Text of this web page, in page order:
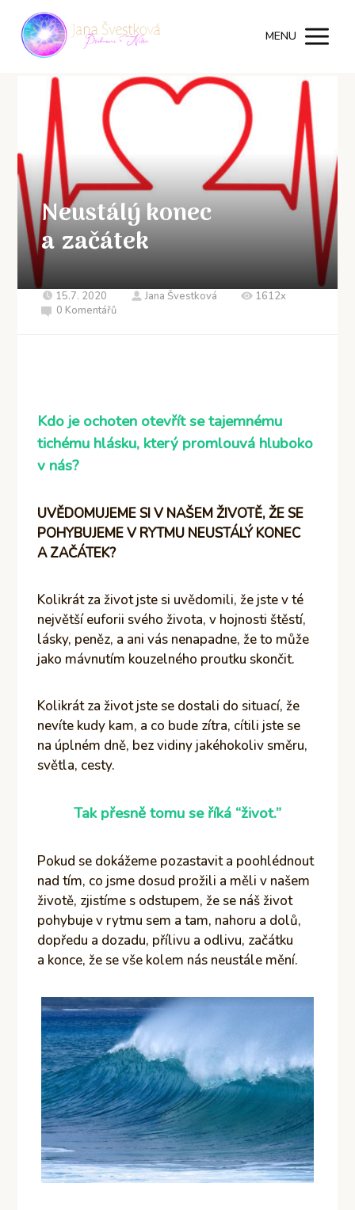
MENU
Neustálý konec
a začátek
15.7. 2020 Jana Švestková
1612x
0 Komentářů
Kdo je ochoten otevřít se tajemnému
tichému hlásku, který promlouvá hluboko
v nás?
UVĚDOMUJEME SI V NAŠEM ŽIVOTĚ, ŽE SE
POHYBUJEME V RYTMU NEUSTÁLÝ KONEC
A ZAČÁTEK?
Kolikrát za život jste si uvědomili, že jste v té
největší euforii svého života, v hojnosti štěstí,
lásky, peněz, a ani vás nenapadne, že to může
jako mávnutím kouzelného proutku skončit.
Kolikrát za život jste se dostali do situací, že
nevíte kudy kam, a co bude zítra, cítili jste se
na úplném dně, bez vidiny jakéhokoliv směru,
světla, cesty.
Tak přesně tomu se říká “život.”
Pokud se dokážeme pozastavit a poohlédnout
nad tím, co jsme dosud prožili a měli v našem
životě, zjistíme s odstupem, že se náš život
pohybuje v rytmu sem a tam, nahoru a dolů,
dopředu a dozadu, přílivu a odlivu, začátku
a konce, že se vše kolem nás neustále mění.